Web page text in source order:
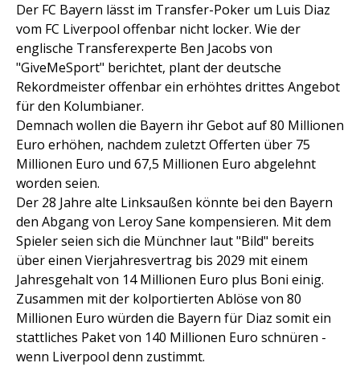
Der FC Bayern lässt im Transfer-Poker um Luis Diaz
vom FC Liverpool offenbar nicht locker. Wie der
englische Transferexperte Ben Jacobs von
"GiveMeSport" berichtet, plant der deutsche
Rekordmeister offenbar ein erhöhtes drittes Angebot
für den Kolumbianer.
Demnach wollen die Bayern ihr Gebot auf 80 Millionen
Euro erhöhen, nachdem zuletzt Offerten über 75
Millionen Euro und 67,5 Millionen Euro abgelehnt
worden seien.
Der 28 Jahre alte Linksaußen könnte bei den Bayern
den Abgang von Leroy Sane kompensieren. Mit dem
Spieler seien sich die Münchner laut "Bild" bereits
über einen Vierjahresvertrag bis 2029 mit einem
Jahresgehalt von 14 Millionen Euro plus Boni einig.
Zusammen mit der kolportierten Ablöse von 80
Millionen Euro würden die Bayern für Diaz somit ein
stattliches Paket von 140 Millionen Euro schnüren -
wenn Liverpool denn zustimmt.